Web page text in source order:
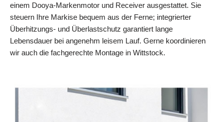
einem Dooya‑Markenmotor und Receiver ausgestattet. Sie
steuern Ihre Markise bequem aus der Ferne; integrierter
Überhitzungs‑ und Überlastschutz garantiert lange
Lebensdauer bei angenehm leisem Lauf. Gerne koordinieren
wir auch die fachgerechte Montage in Wittstock.